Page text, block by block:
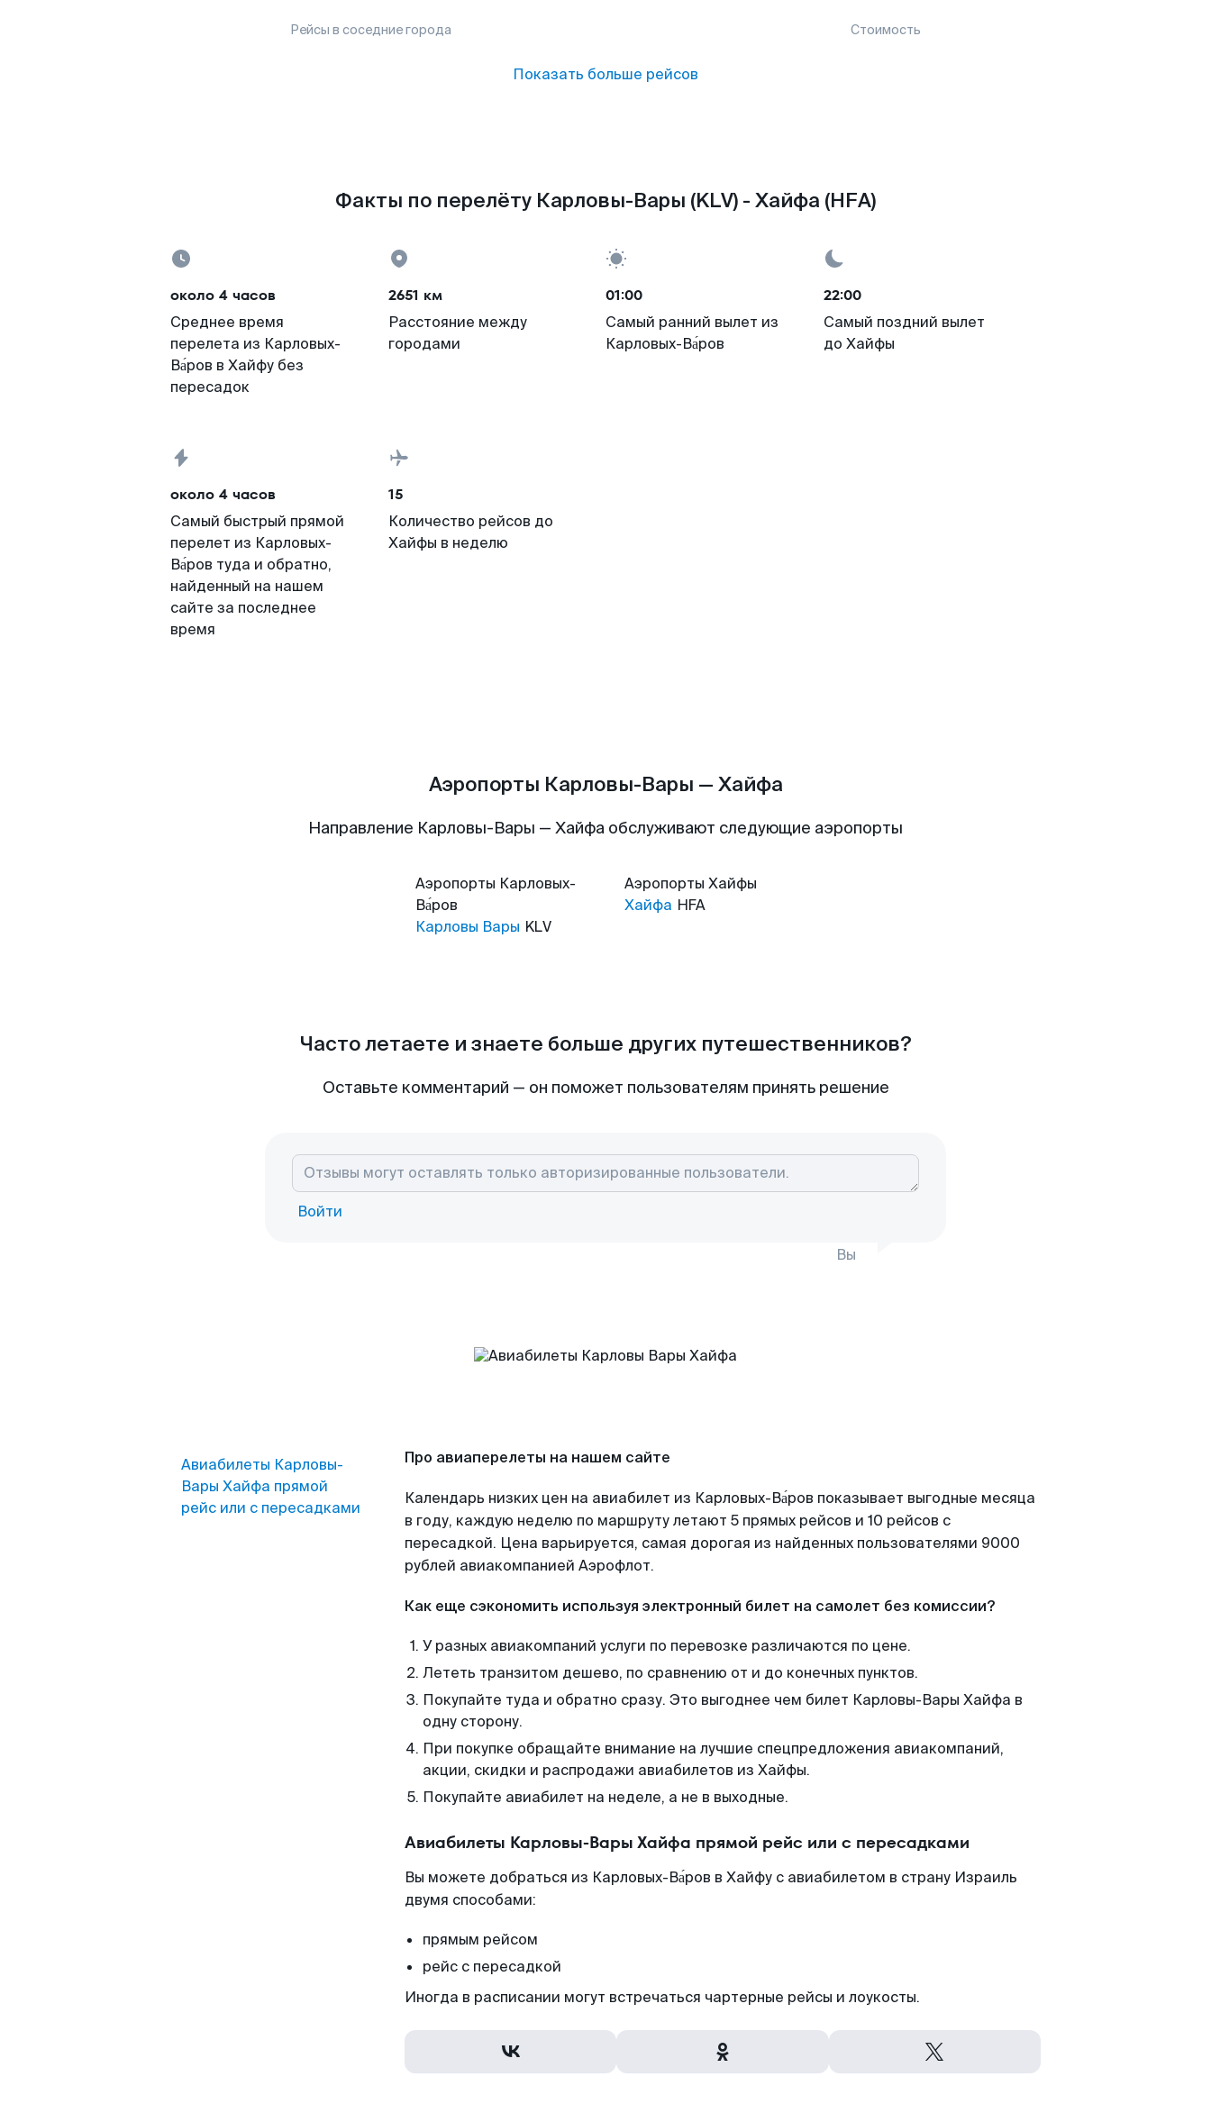
Рейсы в соседние города Стоимость
Показать больше рейсов
Факты по перелёту Карловы-Вары (KLV) - Хайфа (HFA)
около 4 часов
Среднее время
перелета из Карловых-
Ва́ров в Хайфу без
пересадок
2651 км
Расстояние между
городами
01:00
Самый ранний вылет из
Карловых-Ва́ров
22:00
Самый поздний вылет
до Хайфы
около 4 часов
Самый быстрый прямой
перелет из Карловых-
Ва́ров туда и обратно,
найденный на нашем
сайте за последнее
время
15
Количество рейсов до
Хайфы в неделю
Аэропорты Карловы-Вары — Хайфа
Направление Карловы-Вары — Хайфа обслуживают следующие аэропорты
Аэропорты Карловых-
Ва́ров
Карловы Вары KLV
Аэропорты Хайфы
Хайфа HFA
Часто летаете и знаете больше других путешественников?
Оставьте комментарий — он поможет пользователям принять решение
Войти
Вы
Авиабилеты Карловы-
Вары Хайфа прямой
рейс или с пересадками
Про авиаперелеты на нашем сайте
Календарь низких цен на авиабилет из Карловых-Ва́ров показывает выгодные месяца
в году, каждую неделю по маршруту летают 5 прямых рейсов и 10 рейсов с
пересадкой. Цена варьируется, самая дорогая из найденных пользователями 9000
рублей авиакомпанией Аэрофлот.
Как еще сэкономить используя электронный билет на самолет без комиссии?
У разных авиакомпаний услуги по перевозке различаются по цене.
Лететь транзитом дешево, по сравнению от и до конечных пунктов.
Покупайте туда и обратно сразу. Это выгоднее чем билет Карловы-Вары Хайфа в
одну сторону.
При покупке обращайте внимание на лучшие спецпредложения авиакомпаний,
акции, скидки и распродажи авиабилетов из Хайфы.
Покупайте авиабилет на неделе, а не в выходные.
Авиабилеты Карловы-Вары Хайфа прямой рейс или с пересадками
Вы можете добраться из Карловых-Ва́ров в Хайфу с авиабилетом в страну Израиль
двумя способами:
прямым рейсом
рейс с пересадкой
Иногда в расписании могут встречаться чартерные рейсы и лоукосты.